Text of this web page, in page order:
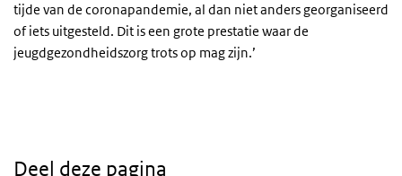
tijde van de coronapandemie, al dan niet anders georganiseerd
of iets uitgesteld. Dit is een grote prestatie waar de
jeugdgezondheidszorg trots op mag zijn.’
Deel deze pagina